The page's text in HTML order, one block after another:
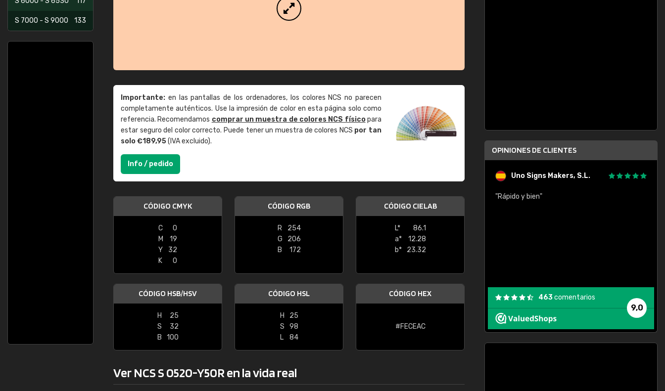
S 7000 - S 9000 133
Importante: en las pantallas de los ordenadores, los colores NCS no parecen
completamente auténticos. Use la impresión de color en esta página solo como
referencia. Recomendamos comprar un muestra de colores NCS físicopara
estar seguro del color correcto. Puede tener un muestra de colores NCS por tan
solo €189,95(IVA excluido).
Info / pedido
CÓDIGO CMYK
C
0
M
19
Y
32
K
0
CÓDIGO RGB
R
254
G
206
B
172
CÓDIGO CIELAB
L*
86.1
a*
12.28
b*
23.32
CÓDIGO HSB/HSV
H
25
S
32
B
100
CÓDIGO HSL
H
25
S
98
L
84
CÓDIGO HEX
#FECEAC
Ver NCS S 0520-Y50R en la vida real
OPINIONES DE CLIENTES
"Buen servicio. No obstante No es fácil
encontrar/comprar lo que se busca"
Uno Signs Makers, S.L.
"Rápido y bien"
9,0
463comentarios